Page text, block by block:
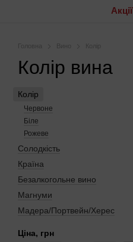
Акції
Головна Вино Колір
Колір вина
Колір
Червоне
Біле
Рожеве
Солодкість
Країна
Безалкогольне вино
Магнуми
Мадера/Портвейн/Херес
Ціна, грн